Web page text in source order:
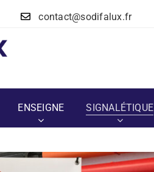
contact@sodifalux.fr
ENSEIGNE SIGNALÉTIQUE